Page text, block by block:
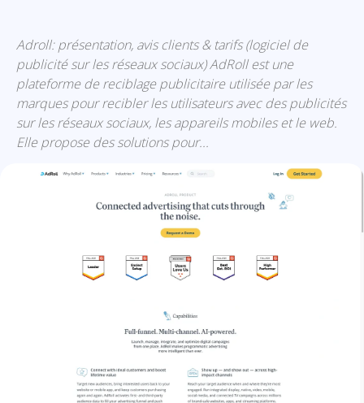
Adroll: présentation, avis clients & tarifs (logiciel de
publicité sur les réseaux sociaux) AdRoll est une
plateforme de reciblage publicitaire utilisée par les
marques pour recibler les utilisateurs avec des publicités
sur les réseaux sociaux, les appareils mobiles et le web.
Elle propose des solutions pour...